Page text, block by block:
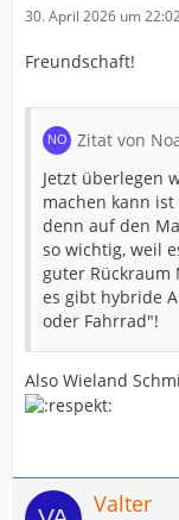
30. April 2026 um
Freundschaft!
Zitat von
Jetzt überlegen
machen kann
denn auf den
so wichtig, weil
guter Rückraum
es gibt hybride
oder Fahrrad"!
Also Wieland
Valter